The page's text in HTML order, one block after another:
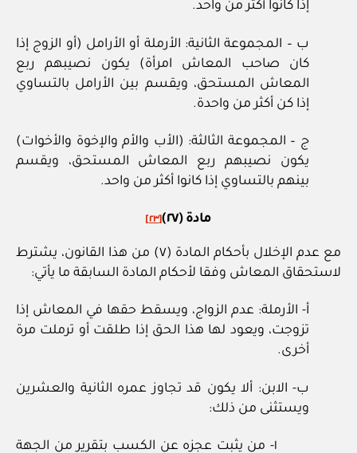
إذا كانوا أكثر من واحد.
ب – المجموعة الثانية: الأرملة أو الأرامل (أو الزوج إذا
كان صاحب المعاش امرأة) يكون نصيبهم ربع
المعاش المستحق، ويقسم بين الأرامل بالتساوي
إذا كن أكثر من واحدة.
ج – المجموعة الثالثة: (الأب والأم والإخوة والأخوات)
يكون نصيبهم ربع المعاش المستحق، ويقسم
بينهم بالتساوي إذا كانوا أكثر من واحد.
مادة (٢٧) [٢٣]
مع عدم الإخلال بأحكام المادة (٧) من هذا القانون، يشترط
لاستحقاق المعاش وفقا لأحكام المادة السابقة ما يأتي:
أ- الأرملة: عدم الزواج، ويسقط حقها في المعاش إذا
تزوجت، ويعود لها هذا الحق إذا طلقت أو ترملت مرة
أخرى.
ب- الابن: ألا يكون قد تجاوز عمره الثانية والعشرين
ويستثنى من ذلك:
١- من يثبت عجزه عن الكسب بتقرير من الجهة